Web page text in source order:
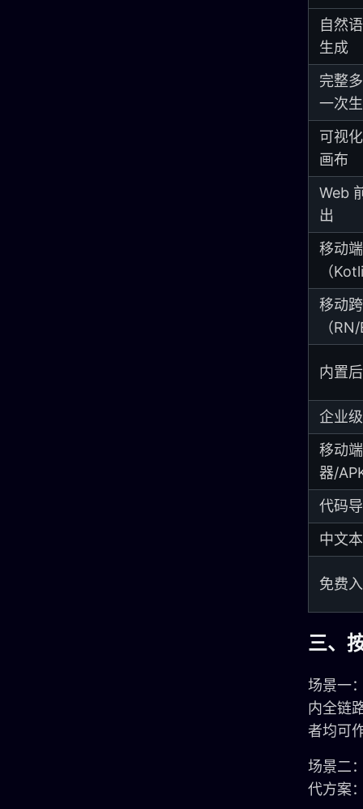
自然
生成
完整
一次
可视
画布
Web
出
移动
（
移动
（
内置
企业
移动
器/
代码
中文
免费
三、
场景一
内全链
者均可
场景二
代方案